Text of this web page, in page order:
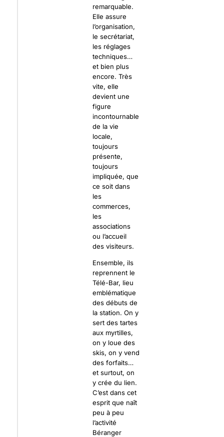
remarquable.
Elle assure
l’organisation,
le secrétariat,
les réglages
techniques…
et bien plus
encore. Très
vite, elle
devient une
figure
incontournable
de la vie
locale,
toujours
présente,
toujours
impliquée, que
ce soit dans
les
commerces,
les
associations
ou l’accueil
des visiteurs.
Ensemble, ils
reprennent le
Télé-Bar, lieu
emblématique
des débuts de
la station. On y
sert des tartes
aux myrtilles,
on y loue des
skis, on y vend
des forfaits…
et surtout, on
y crée du lien.
C’est dans cet
esprit que naît
peu à peu
l’activité
Béranger